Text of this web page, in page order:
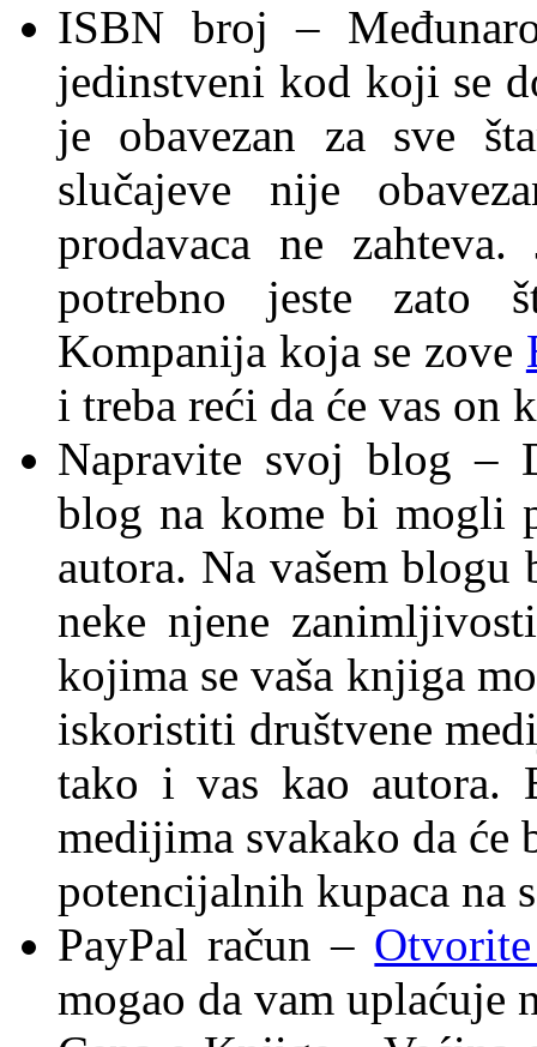
ISBN broj –
jedinstveni kod koji se
je obavezan za sve
slučajeve nije
prodavaca ne
potrebno jeste zato
Kompanija koja se zove
i treba reći da će vas on
Napravite svoj blog –
blog na kome bi mogli
autora. Na vašem
neke njene
kojima se vaša knjiga
iskoristiti društvene
tako i vas kao autora.
medijima svakako da
potencijalnih kupaca na
PayPal račun –
mogao da vam uplaćuje